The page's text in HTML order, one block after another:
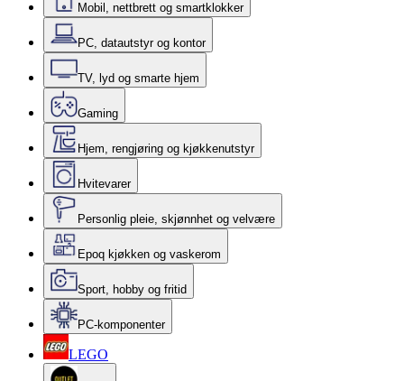
Mobil, nettbrett og smartklokker
PC, datautstyr og kontor
TV, lyd og smarte hjem
Gaming
Hjem, rengjøring og kjøkkenutstyr
Hvitevarer
Personlig pleie, skjønnhet og velvære
Epoq kjøkken og vaskerom
Sport, hobby og fritid
PC-komponenter
LEGO